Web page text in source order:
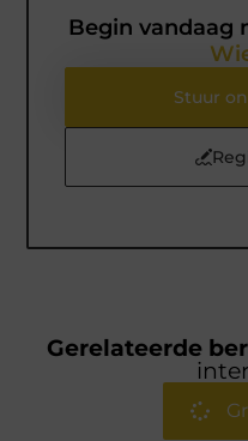
Begin vandaag
Stuur
Gerelateerde